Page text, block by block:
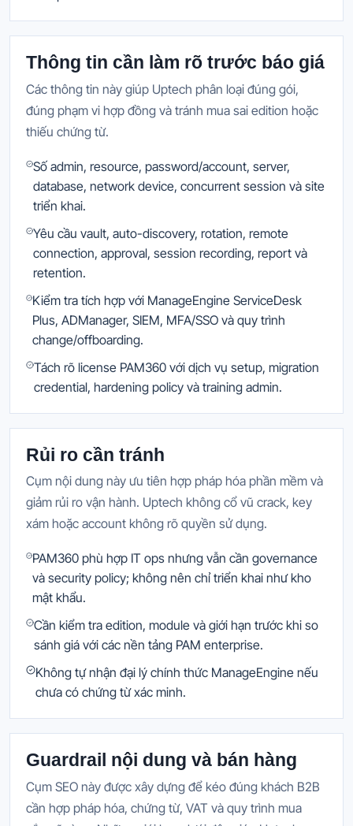
Thông tin cần làm rõ trước báo giá
Các thông tin này giúp Uptech phân loại đúng gói,
đúng phạm vi hợp đồng và tránh mua sai edition hoặc
thiếu chứng từ.
Số admin, resource, password/account, server,
database, network device, concurrent session và site
triển khai.
Yêu cầu vault, auto-discovery, rotation, remote
connection, approval, session recording, report và
retention.
Kiểm tra tích hợp với ManageEngine ServiceDesk
Plus, ADManager, SIEM, MFA/SSO và quy trình
change/offboarding.
Tách rõ license PAM360 với dịch vụ setup, migration
credential, hardening policy và training admin.
Rủi ro cần tránh
Cụm nội dung này ưu tiên hợp pháp hóa phần mềm và
giảm rủi ro vận hành. Uptech không cổ vũ crack, key
xám hoặc account không rõ quyền sử dụng.
PAM360 phù hợp IT ops nhưng vẫn cần governance
và security policy; không nên chỉ triển khai như kho
mật khẩu.
Cần kiểm tra edition, module và giới hạn trước khi so
sánh giá với các nền tảng PAM enterprise.
Không tự nhận đại lý chính thức ManageEngine nếu
chưa có chứng từ xác minh.
Guardrail nội dung và bán hàng
Cụm SEO này được xây dựng để kéo đúng khách B2B
cần hợp pháp hóa, chứng từ, VAT và quy trình mua